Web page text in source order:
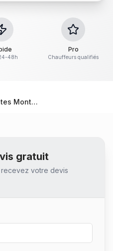
48h
Pro
Chauffeurs qualifiés
Convoyeur automobile Nantes Montlouis-sur-Loire – Service convoyage
gratuit
recevez votre devis